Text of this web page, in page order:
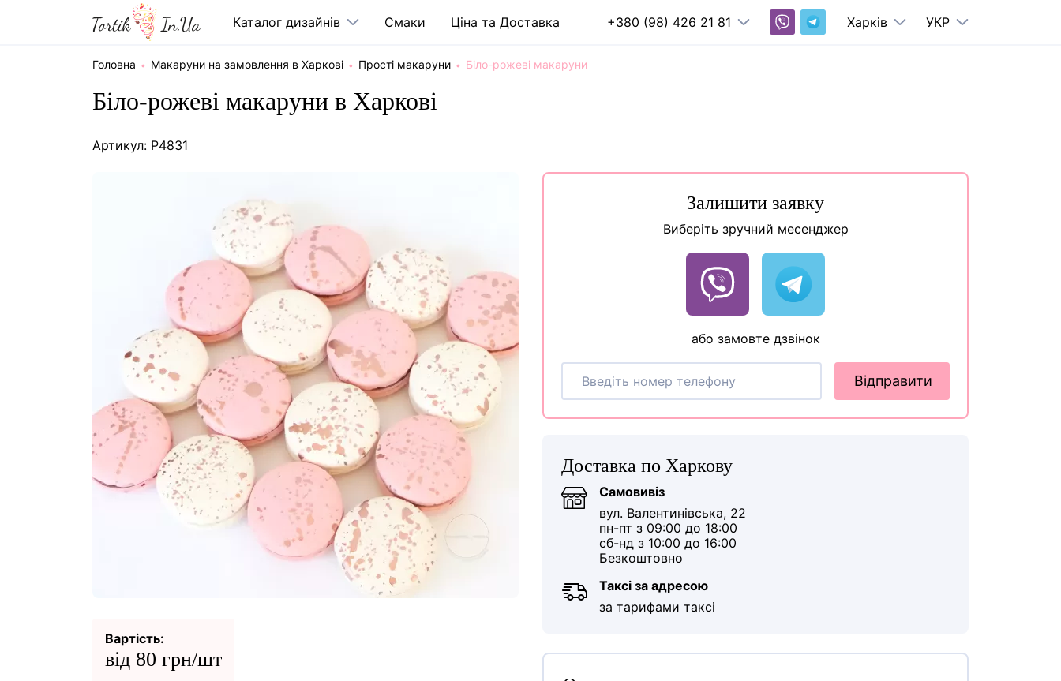
Каталог дизайнів Cмаки Ціна та Доставка +380 (98) 426 21 81 Харків УКР
Головна Макаруни на замовлення в Харкові Прості макаруни Біло-рожеві макаруни
Біло-рожеві макаруни в Харкові
Артикул: P4831
Вартість:
від 80 грн/шт
Залишити заявку
Виберіть зручний месенджер
або замовте дзвінок
Відправити
Доставка по Харкову
Самовивіз
вул. Валентинівська, 22
пн-пт з 09:00 до 18:00
сб-нд з 10:00 до 16:00
Безкоштовно
Таксі за адресою
за тарифами таксі